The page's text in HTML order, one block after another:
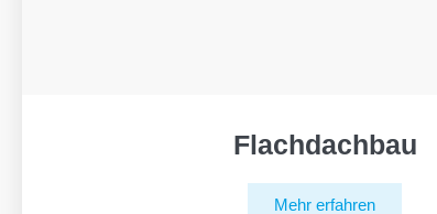
Flachdachbau
Mehr erfahren